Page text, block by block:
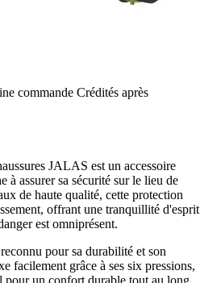
commande Crédités après
JALAS est un accessoire
à assurer sa sécurité sur le lieu de
de haute qualité, cette protection
offrant une tranquillité d'esprit
est omniprésent.
pour sa durabilité et son
facilement grâce à ses six pressions,
pour un confort durable tout au long